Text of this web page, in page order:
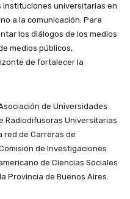
instituciones universitarias en
a la comunicación. Para
los diálogos de los medios
medios públicos,
de fortalecer la
de Universidades
Radiodifusoras Universitarias
red de Carreras de
de Investigaciones
de Ciencias Sociales
Provincia de Buenos Aires.